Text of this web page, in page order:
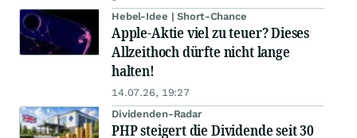
Hebel-Idee | Short-Chance
Apple-Aktie viel zu teuer? Dieses
Allzeithoch dürfte nicht lange
halten!
14.07.26, 19:27
Dividenden-Radar
PHP steigert die Dividende seit 30